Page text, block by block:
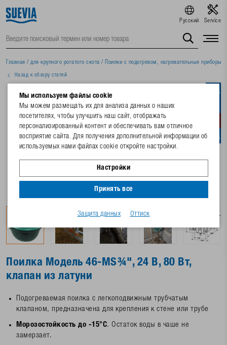
Русский Service
Главная / для крупного рогатого скота / Поилки с подогревом, нагревательные приборы
Назад к обзору статей
Поилка Модель 46-MS¾", 24 В, 80 Вт,
клапан из латуни
Подогреваемая поилка с легкоподвижным трубчатым
клапаном, предназначена для крепления к стене или трубе
Морозостойкость до -15°C. Остаток воды в чаше не
замерзает.
Мы используем файлы cookie
Мы можем размещать их для анализа данных о наших
посетителях, чтобы улучшить наш сайт, отображать
персонализированный контент и обеспечивать вам отличное
восприятие сайта. Для получения дополнительной информации об
используемых нами файлах cookie откройте настройки.
Настройки
Принять все
Защита данных Оттиск